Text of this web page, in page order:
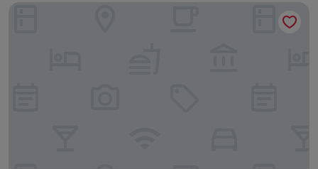
CLIFFSIDE - Boutique Hotel & Spa